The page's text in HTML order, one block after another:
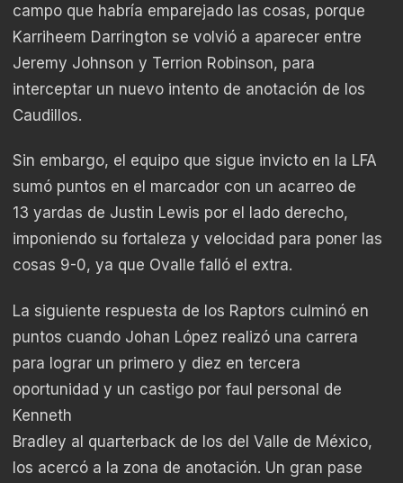
campo que habría emparejado las cosas, porque
Karriheem Darrington se volvió a aparecer entre
Jeremy Johnson y Terrion Robinson, para
interceptar un nuevo intento de anotación de los
Caudillos.
Sin embargo, el equipo que sigue invicto en la LFA
sumó puntos en el marcador con un acarreo de
13 yardas de Justin Lewis por el lado derecho,
imponiendo su fortaleza y velocidad para poner las
cosas 9-0, ya que Ovalle falló el extra.
La siguiente respuesta de los Raptors culminó en
puntos cuando Johan López realizó una carrera
para lograr un primero y diez en tercera
oportunidad y un castigo por faul personal de
Kenneth
Bradley al quarterback de los del Valle de México,
los acercó a la zona de anotación. Un gran pase